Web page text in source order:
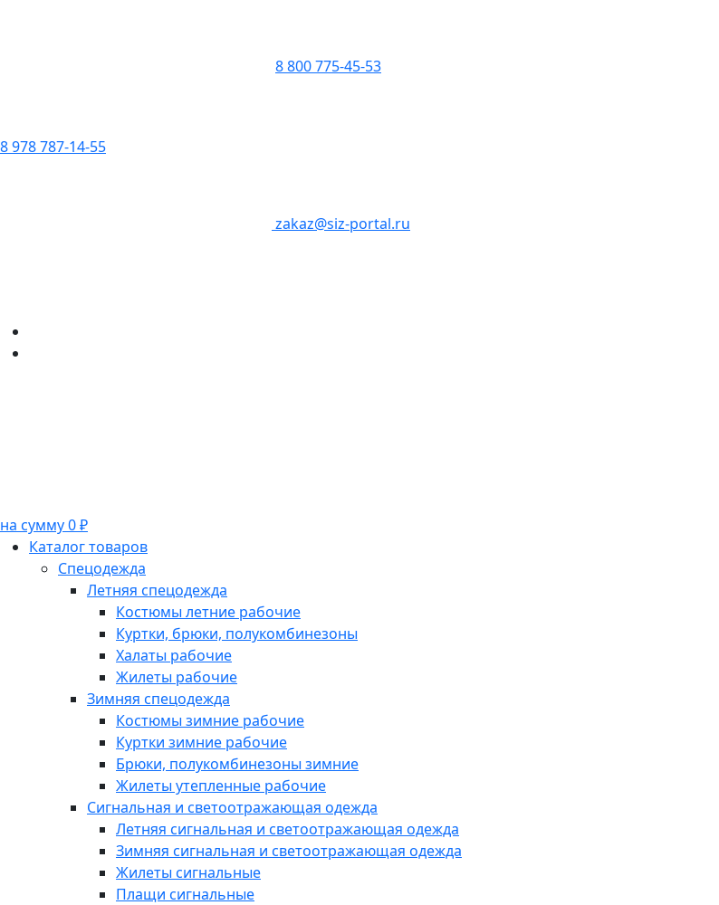
8 800 775-45-53
8 978 787-14-55
zakaz@siz-portal.ru
на сумму 0 ₽
Каталог товаров
Спецодежда
Летняя спецодежда
Костюмы летние рабочие
Куртки, брюки, полукомбинезоны
Халаты рабочие
Жилеты рабочие
Зимняя спецодежда
Костюмы зимние рабочие
Куртки зимние рабочие
Брюки, полукомбинезоны зимние
Жилеты утепленные рабочие
Сигнальная и светоотражающая одежда
Летняя сигнальная и светоотражающая одежда
Зимняя сигнальная и светоотражающая одежда
Жилеты сигнальные
Плащи сигнальные